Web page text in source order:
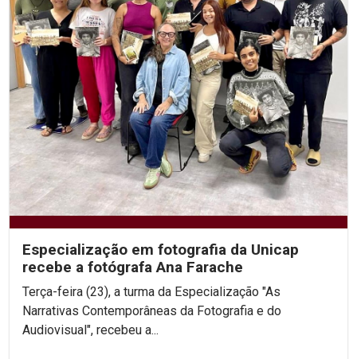
Especialização em fotografia da Unicap
recebe a fotógrafa Ana Farache
Terça-feira (23), a turma da Especialização "As
Narrativas Contemporâneas da Fotografia e do
Audiovisual", recebeu a...